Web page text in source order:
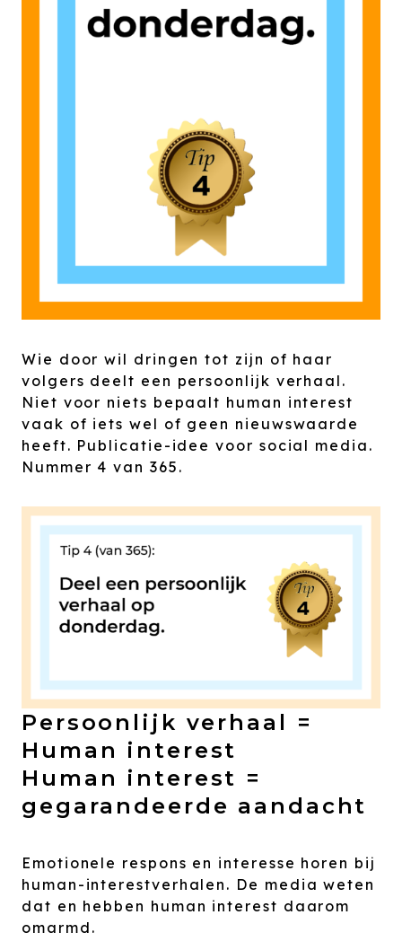
Wie door wil dringen tot zijn of haar
volgers deelt een persoonlijk verhaal.
Niet voor niets bepaalt human interest
vaak of iets wel of geen nieuwswaarde
heeft. Publicatie-idee voor social media.
Nummer 4 van 365.
Persoonlijk verhaal =
Human interest
Human interest =
gegarandeerde aandacht
Emotionele respons en interesse horen bij
human-interestverhalen. De media weten
dat en hebben human interest daarom
omarmd.